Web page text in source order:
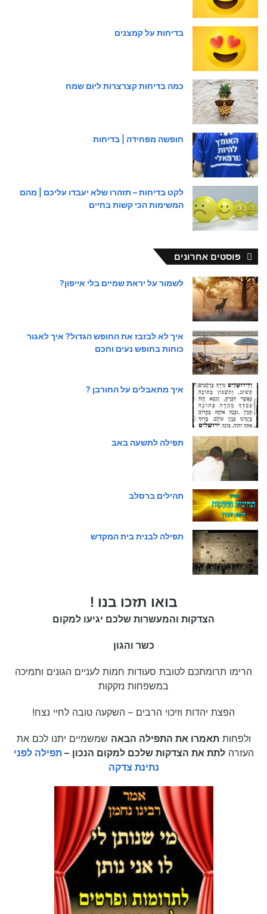
בדיחות על קמצנים
כמה בדיחות קצרצרות ליום שמח
חופשה מפחידה | בדיחות
לקט בדיחות – תזהרו שלא יעבדו עליכם | מהם
המשימות הכי קשות בחיים
פוסטים אחרונים
לשמור על יראת שמיים בלי אייפון?
איך לא לבזבז את החופש הגדול? איך לאגור
כוחות בחופש נעים וחכם
איך מתאבלים על החורבן ?
תפילה לתשעה באב
תהילים ברסלב
תפילה לבנית בית המקדש
בואו תזכו בנו !
הצדקות והמעשרות שלכם יגיעו למקום
כשר והגון
הרימו תרומתכם לטובת סעודות חמות לעניים הגונים ותמיכה
במשפחות נזקקות
הפצת יהדות וזיכוי הרבים – השקעה טובה לחיי נצח!
ולפחותתאמרו את התפילה הבאה שמשמיים יתנו לכם את
העזרהלתת את הצדקות שלכם למקום הנכון –תפילה לפני
נתינת צדקה